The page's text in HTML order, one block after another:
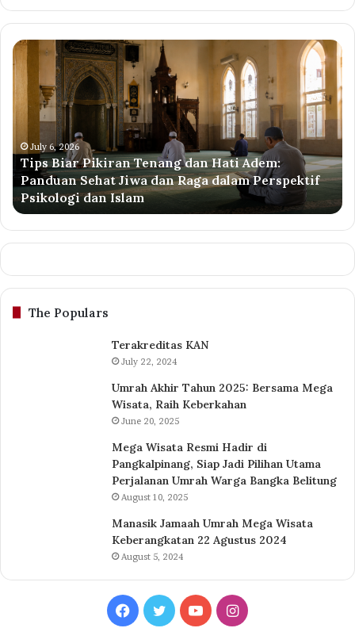
Tips
Biar
Tenang
dan
Adem:
Panduan
Sehat
Jiwa
dan
Raga
dalam
Psikologi
Islam
July 6, 2026
Tips Biar Pikiran Tenang dan Hati Adem:
Panduan Sehat Jiwa dan Raga dalam Perspektif
Psikologi dan Islam
ke
The Populars
Terakreditas KAN
July 22, 2024
Umrah Akhir Tahun 2025: Bersama Mega
Wisata, Raih Keberkahan
June 20, 2025
Mega Wisata Resmi Hadir di
Pangkalpinang, Siap Jadi Pilihan Utama
Perjalanan Umrah Warga Bangka Belitung
August 10, 2025
Manasik Jamaah Umrah Mega Wisata
Keberangkatan 22 Agustus 2024
August 5, 2024
Facebook
TwitterYouTubeInstagram